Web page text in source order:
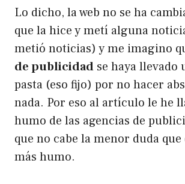
Lo dicho, la web no se ha
que la hice y metí alguna
metió noticias) y me imagino
de publicidad se haya llevado
pasta (eso fijo) por no hacer
nada. Por eso al artículo le he
humo de las agencias de
que no cabe la menor duda que
más humo.